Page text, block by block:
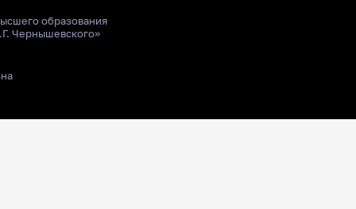
образования
Чернышевского»